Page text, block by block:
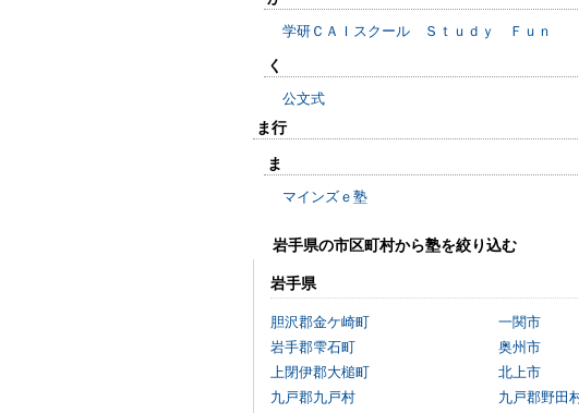
学研ＣＡＩスクール Ｓｔｕｄｙ Ｆｕｎ
く
公文式
ま行
ま
マインズｅ塾
岩手県の市区町村から塾を絞り込む
岩手県
胆沢郡金ケ崎町 一関市
岩手郡雫石町
奥州市
上閉伊郡大槌町
北上市
九戸郡九戸村
九戸郡野田